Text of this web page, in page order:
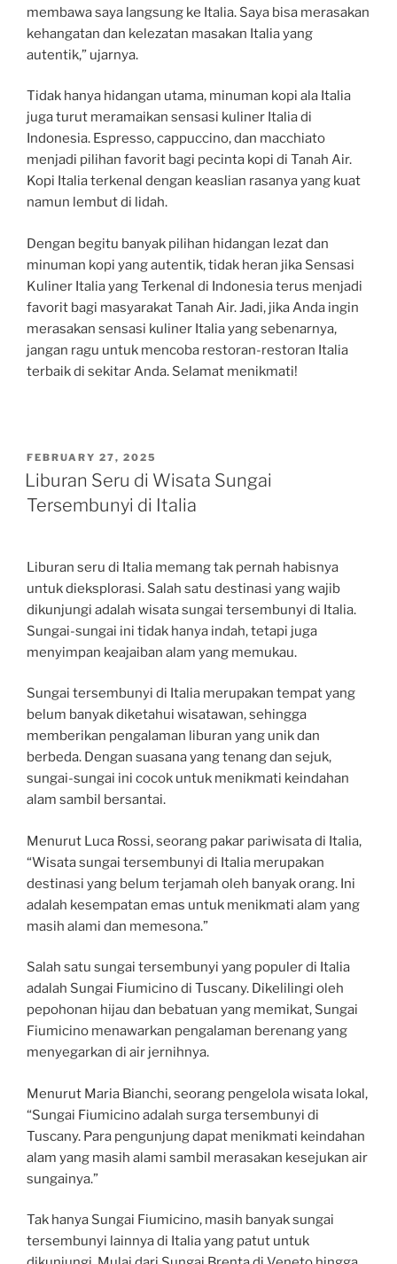
membawa saya langsung ke Italia. Saya bisa merasakan
kehangatan dan kelezatan masakan Italia yang
autentik,” ujarnya.
Tidak hanya hidangan utama, minuman kopi ala Italia
juga turut meramaikan sensasi kuliner Italia di
Indonesia. Espresso, cappuccino, dan macchiato
menjadi pilihan favorit bagi pecinta kopi di Tanah Air.
Kopi Italia terkenal dengan keaslian rasanya yang kuat
namun lembut di lidah.
Dengan begitu banyak pilihan hidangan lezat dan
minuman kopi yang autentik, tidak heran jika Sensasi
Kuliner Italia yang Terkenal di Indonesia terus menjadi
favorit bagi masyarakat Tanah Air. Jadi, jika Anda ingin
merasakan sensasi kuliner Italia yang sebenarnya,
jangan ragu untuk mencoba restoran-restoran Italia
terbaik di sekitar Anda. Selamat menikmati!
POSTED
ON
FEBRUARY 27, 2025
Liburan Seru di Wisata Sungai
Tersembunyi di Italia
Liburan seru di Italia memang tak pernah habisnya
untuk dieksplorasi. Salah satu destinasi yang wajib
dikunjungi adalah wisata sungai tersembunyi di Italia.
Sungai-sungai ini tidak hanya indah, tetapi juga
menyimpan keajaiban alam yang memukau.
Sungai tersembunyi di Italia merupakan tempat yang
belum banyak diketahui wisatawan, sehingga
memberikan pengalaman liburan yang unik dan
berbeda. Dengan suasana yang tenang dan sejuk,
sungai-sungai ini cocok untuk menikmati keindahan
alam sambil bersantai.
Menurut Luca Rossi, seorang pakar pariwisata di Italia,
“Wisata sungai tersembunyi di Italia merupakan
destinasi yang belum terjamah oleh banyak orang. Ini
adalah kesempatan emas untuk menikmati alam yang
masih alami dan memesona.”
Salah satu sungai tersembunyi yang populer di Italia
adalah Sungai Fiumicino di Tuscany. Dikelilingi oleh
pepohonan hijau dan bebatuan yang memikat, Sungai
Fiumicino menawarkan pengalaman berenang yang
menyegarkan di air jernihnya.
Menurut Maria Bianchi, seorang pengelola wisata lokal,
“Sungai Fiumicino adalah surga tersembunyi di
Tuscany. Para pengunjung dapat menikmati keindahan
alam yang masih alami sambil merasakan kesejukan air
sungainya.”
Tak hanya Sungai Fiumicino, masih banyak sungai
tersembunyi lainnya di Italia yang patut untuk